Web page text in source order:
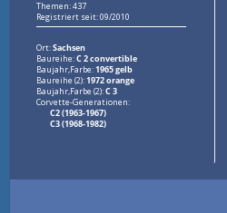
Themen: 437
Registriert seit: 09/2010
Ort:Sachsen
Baureihe:C 2 convertible
Baujahr,Farbe:1965 gelb
Baureihe (2):1972 orange
Baujahr,Farbe (2):C 3
Corvette-Generationen:
C2 (1963-1967)
C3 (1968-1982)